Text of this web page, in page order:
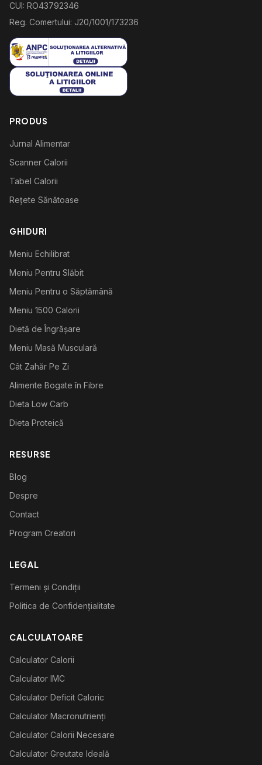
CUI: RO43792346
Reg. Comertului: J20/1001/173236
PRODUS
Jurnal Alimentar
Scanner Calorii
Tabel Calorii
Rețete Sănătoase
GHIDURI
Meniu Echilibrat
Meniu Pentru Slăbit
Meniu Pentru o Săptămână
Meniu 1500 Calorii
Dietă de Îngrășare
Meniu Masă Musculară
Cât Zahăr Pe Zi
Alimente Bogate în Fibre
Dieta Low Carb
Dieta Proteică
RESURSE
Blog
Despre
Contact
Program Creatori
LEGAL
Termeni și Condiții
Politica de Confidențialitate
CALCULATOARE
Calculator Calorii
Calculator IMC
Calculator Deficit Caloric
Calculator Macronutrienți
Calculator Calorii Necesare
Calculator Greutate Ideală